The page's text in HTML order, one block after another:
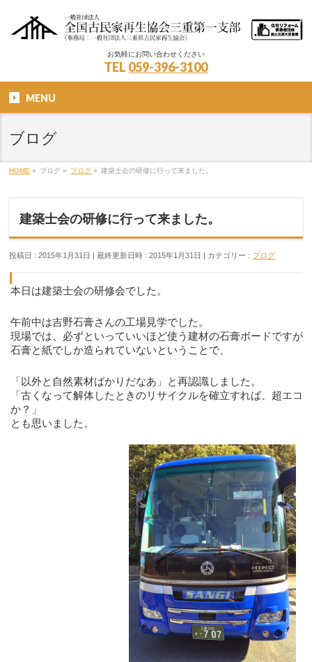
お気軽にお問い合わせください
TEL 059-396-3100
MENU
ブログ
HOME » ブログ » ブログ » 建築士会の研修に行って来ました。
建築士会の研修に行って来ました。
投稿日 : 2015年1月31日 最終更新日時 : 2015年1月31日 カテゴリー : ブログ
本日は建築士会の研修会でした。
午前中は吉野石膏さんの工場見学でした。
現場では、必ずといっていいほど使う建材の石膏ボードですが
石膏と紙でしか造られていないということで、
「以外と自然素材ばかりだなあ」と再認識しました。
「古くなって解体したときのリサイクルを確立すれば、超エコ
か？」
とも思いました。